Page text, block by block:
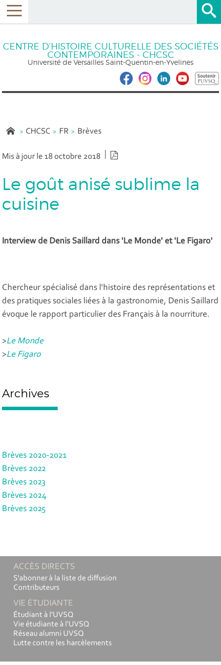
CENTRE D’HISTOIRE CULTURELLE DES SOCIÉTÉS
CONTEMPORAINES - CHCSC
Université de Versailles Saint-Quentin-en-Yvelines
CHCSC FR Brèves
Mis à jour le 18 octobre 2018
Le goût anisé sublime la
cuisine
Interview de Denis Saillard dans 'Le Monde' et 'Le Figaro'
Chercheur spécialisé dans l'histoire des représentations et
des pratiques sociales liées à la gastronomie, Denis Saillard
évoque le rapport particulier des Français à la nourriture.
>Le Monde
>Le Figaro
Archives
Brèves 2020-2021
Brèves 2022
Brèves 2023
Brèves 2024
Brèves 2025
ACCÈS DIRECTS
S'abonner à la liste de diffusion
Contributeurs
VIE ÉTUDIANTE
Étudiant à l'UVSQ
Vie étudiante à l'UVSQ
Réseau alumni UVSQ
Lutte contre les harcèlements